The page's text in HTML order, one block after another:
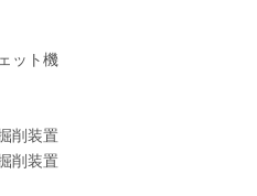
ット機
削装置
削装置